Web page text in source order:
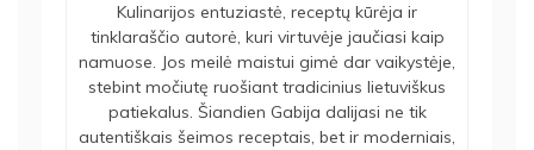
Kulinarijos entuziastė, receptų kūrėja ir
tinklaraščio autorė, kuri virtuvėje jaučiasi kaip
namuose. Jos meilė maistui gimė dar vaikystėje,
stebint močiutę ruošiant tradicinius lietuviškus
patiekalus. Šiandien Gabija dalijasi ne tik
autentiškais šeimos receptais, bet ir moderniais,